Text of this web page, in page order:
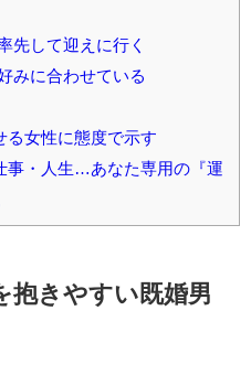
先して迎えに行く
みに合わせている
る女性に態度で示す
事・人生…あなた専用の『運
抱きやすい既婚男